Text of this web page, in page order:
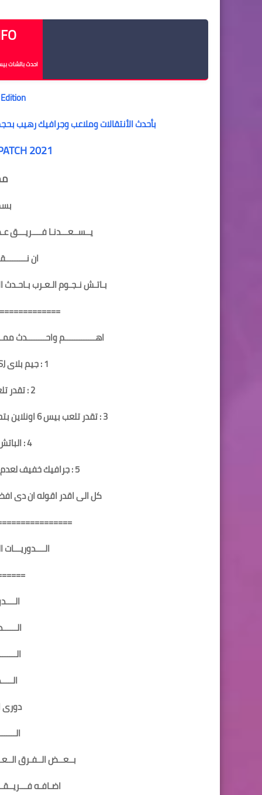
INFO - معلومات
احدث باتشات بيس 6 ابطال افريقيا و
بأحدث الأنتقالات وملاعب وجرافيك رهيب
2021
يــســعـــدنـا فــــريـــق
ان
بـاتـش نـجـوم الـعـرب بـاحـدث
اهـــــــــــــم واحــــــــدث
1 : جيم بلاى PESJ اعلى جيم بلاى فى بيس 6
2 : تقدر تلعب بيس 6 نو باتش اونلاين
3 : تقدر تلعب بيس 6 اونلاين بتحديث موسم 2021 باخر انتقالات حتى تاريخ اليوم
4 : الباتش خفيف وسريع جدااااااااااا
5 : جرافيك خفيف لعدم خروج اللعبة وفى نفس الوقت معقول
كل الى اقدر اقوله ان دى
دورى
بــعــض الــفـرق
اضـافـه